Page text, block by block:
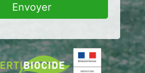
Envoyer